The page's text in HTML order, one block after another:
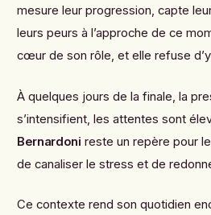
mesure leur progression, capte
leurs peurs à l’approche de ce
cœur de son rôle, et elle refuse
À quelques jours de la finale, la
s’intensifient, les attentes sont
Bernardoni reste un repère pour
de canaliser le stress et de
Ce contexte rend son quotidien